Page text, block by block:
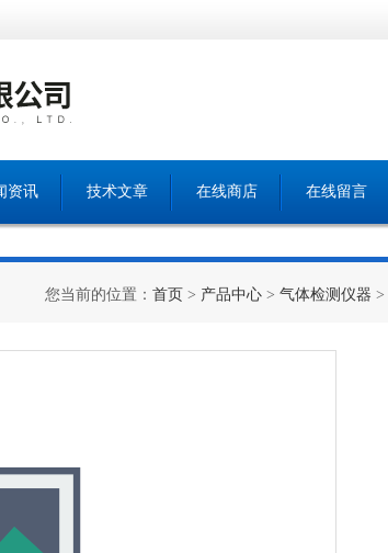
资讯 技术文章 在线商店 在线留言
您当前的位置： 首页 > 产品中心 > 气体检测仪器 >